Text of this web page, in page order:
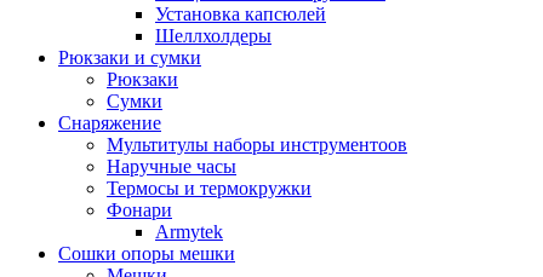
Установка капсюлей
Шеллхолдеры
Рюкзаки и сумки
Рюкзаки
Сумки
Снаряжение
Мультитулы наборы инструментоов
Наручные часы
Термосы и термокружки
Фонари
Armytek
Сошки опоры мешки